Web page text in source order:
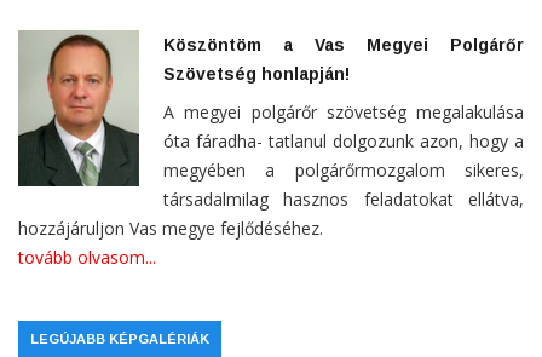
Köszöntöm a Vas Megyei Polgárőr
Szövetség honlapján!
A megyei polgárőr szövetség megalakulása
óta fáradha- tatlanul dolgozunk azon, hogy a
megyében a polgárőrmozgalom sikeres,
társadalmilag hasznos feladatokat ellátva,
hozzájáruljon Vas megye fejlődéséhez.
tovább olvasom...
LEGÚJABB KÉPGALÉRIÁK